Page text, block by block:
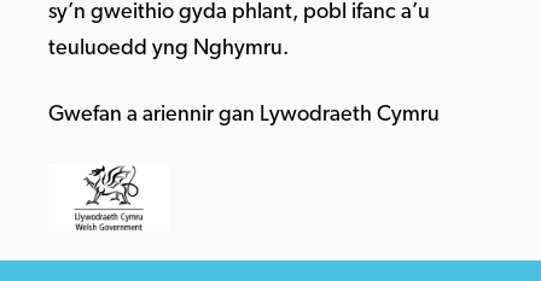
sy’n gweithio gyda phlant, pobl ifanc a’u
teuluoedd yng Nghymru.
Gwefan a ariennir gan Lywodraeth Cymru